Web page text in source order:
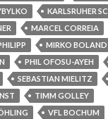
KARLSRUHER SC
MARCEL CORREIA
MIRKO BOLAND
PHIL OFOSU-AYEH
SEBASTIAN MIELITZ
TIMM GOLLEY
VFL BOCHUM